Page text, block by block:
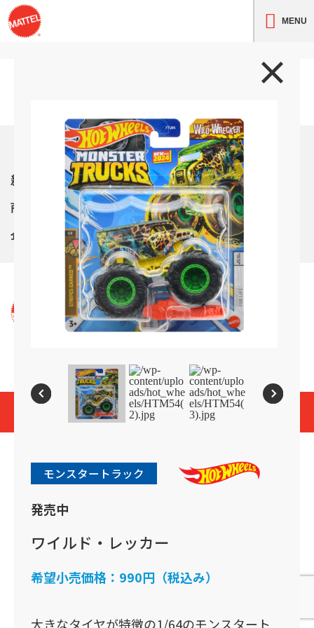
MENU
モンスタートラック
発売中
ワイルド・レッカー
希望小売価格： 990円（税込み）
大きなタイヤが特徴の1/64のモンスタート
新着情報
商品紹介
企業情報
サイト利用条件
プライバシーポリシー
Cookies and Related Technology Notice
© 2026 Mattel. All Rights Reserved.
page top